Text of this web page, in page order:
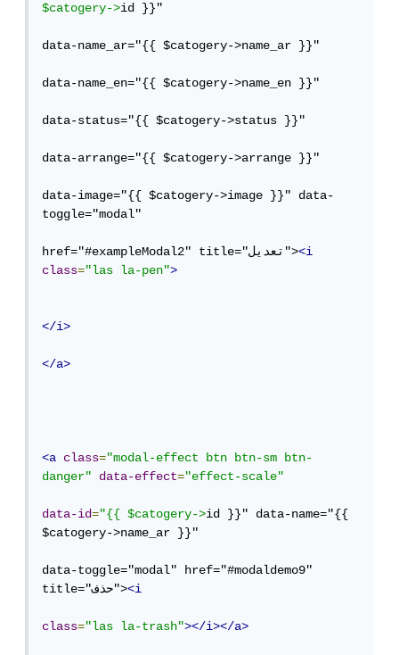
$catogery->id }}"
data-name_ar="{{ $catogery->name_ar }}"
data-name_en="{{ $catogery->name_en }}"
data-status="{{ $catogery->status }}"
data-arrange="{{ $catogery->arrange }}"
data-image="{{ $catogery->image }}" data-
toggle="modal"
href="#exampleModal2" title="تعديل"><i
class="las la-pen">
</i>
</a>
<a class="modal-effect btn btn-sm btn-
danger"
data-effect="effect-scale"
data-id="{{ $catogery->id }}" data-name="{{
$catogery->name_ar }}"
data-toggle="modal" href="#modaldemo9"
title="حذف"><i
class="las la-trash"></i></a>